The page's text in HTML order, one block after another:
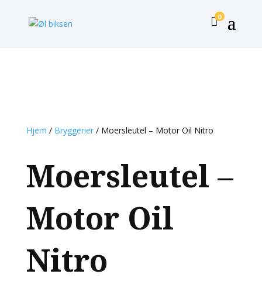
0
Hjem / Bryggerier/ Moersleutel – Motor Oil Nitro
Moersleutel –
Motor Oil
Nitro